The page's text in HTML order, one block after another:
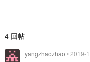
4 回帖
yangzhaozhao • 2019-